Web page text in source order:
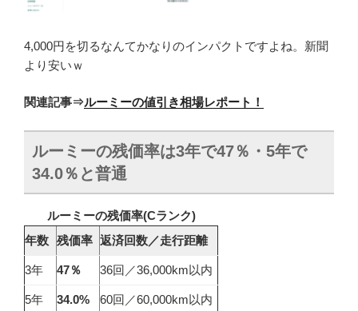
4,000円を切るなんてかなりのインパクトですよね。新聞
より安いｗ
関連記事⇒ルーミーの値引き相場レポート！
ルーミーの残価率は3年で47％・5年で
34.0％と普通
ルーミーの残価率(Cランク)
年数 残価率 返済回数／走行距離
3年 47％ 36回／36,000km以内
5年 34.0% 60回／60,000km以内